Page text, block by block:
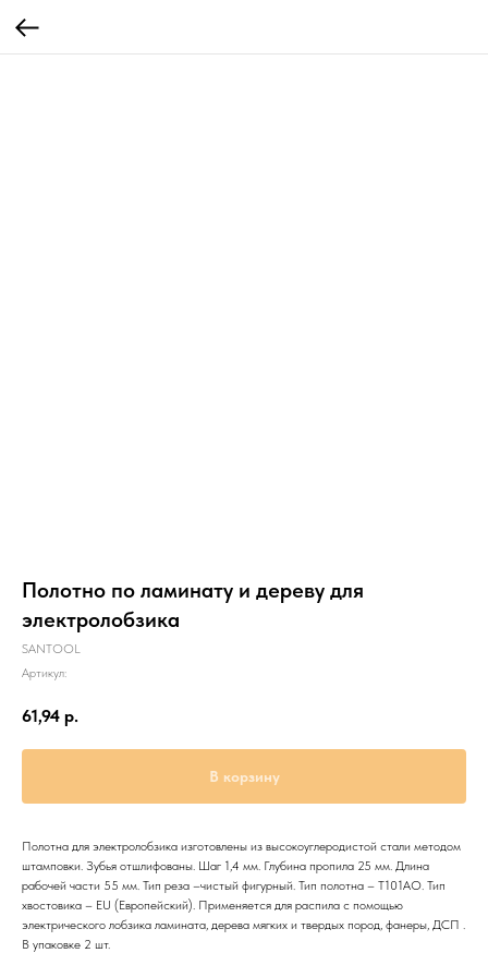
Полотно по ламинату и дереву для
электролобзика
SANTOOL
Артикул:
61,94 р.
В корзину
Полотна для электролобзика изготовлены из высокоуглеродистой стали методом
штамповки. Зубья отшлифованы. Шаг 1,4 мм. Глубина пропила 25 мм. Длина
рабочей части 55 мм. Тип реза –чистый фигурный. Тип полотна – T101AO. Тип
хвостовика – EU (Европейский). Применяется для распила с помощью
электрического лобзика ламината, дерева мягких и твердых пород, фанеры, ДСП .
В упаковке 2 шт.